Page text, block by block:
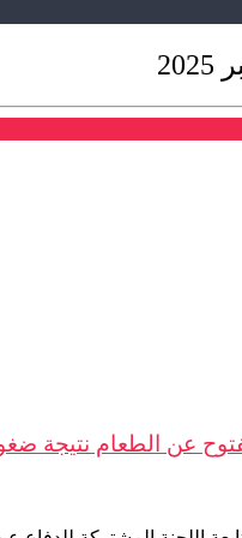
عن الطعام نتيجة